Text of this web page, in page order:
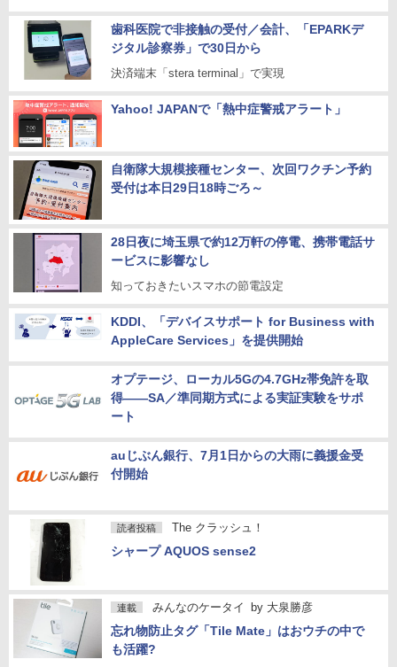
歯科医院で非接触の受付／会計、「EPARKデ
ジタル診察券」で30日から
決済端末「stera terminal」で実現
Yahoo! JAPANで「熱中症警戒アラート」
自衛隊大規模接種センター、次回ワクチン予約
受付は本日29日18時ごろ～
28日夜に埼玉県で約12万軒の停電、携帯電話サ
ービスに影響なし
知っておきたいスマホの節電設定
KDDI、「デバイスサポート for Business with
AppleCare Services」を提供開始
オプテージ、ローカル5Gの4.7GHz帯免許を取
得――SA／準同期方式による実証実験をサポ
ート
auじぶん銀行、7月1日からの大雨に義援金受
付開始
読者投稿 The クラッシュ！
シャープ AQUOS sense2
連載 みんなのケータイ by 大泉勝彦
忘れ物防止タグ「Tile Mate」はおウチの中で
も活躍?